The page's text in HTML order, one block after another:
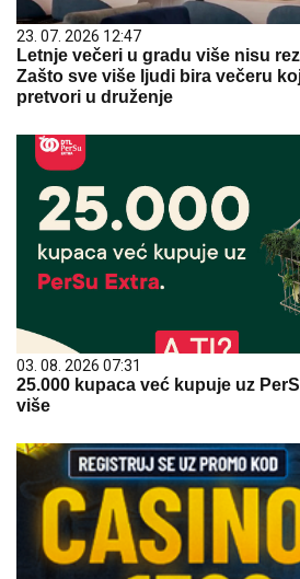
23. 07. 2026 12:47
Letnje večeri u gradu više nisu
Zašto sve više ljudi bira večeru
pretvori u druženje
03. 08. 2026 07:31
25.000 kupaca već kupuje uz
više